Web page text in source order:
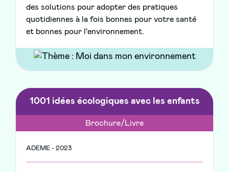
des solutions pour adopter des pratiques
quotidiennes à la fois bonnes pour votre santé
et bonnes pour l'environnement.
1001 idées écologiques avec les enfants
Brochure/Livre
ADEME - 2023